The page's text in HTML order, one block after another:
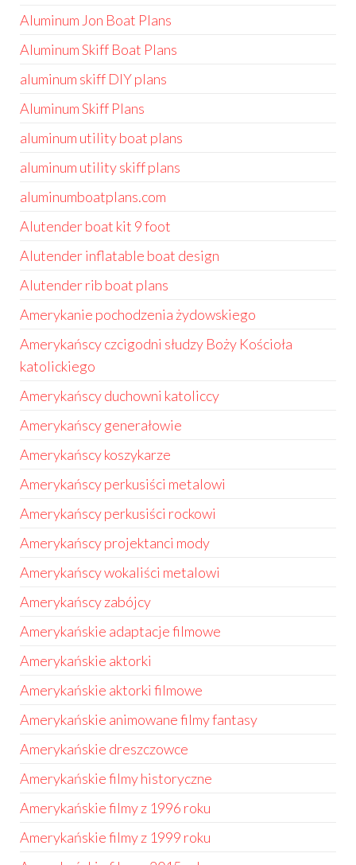
Aluminum Jon Boat Plans
Aluminum Skiff Boat Plans
aluminum skiff DIY plans
Aluminum Skiff Plans
aluminum utility boat plans
aluminum utility skiff plans
aluminumboatplans.com
Alutender boat kit 9 foot
Alutender inflatable boat design
Alutender rib boat plans
Amerykanie pochodzenia żydowskiego
Amerykańscy czcigodni słudzy Boży Kościoła
katolickiego
Amerykańscy duchowni katoliccy
Amerykańscy generałowie
Amerykańscy koszykarze
Amerykańscy perkusiści metalowi
Amerykańscy perkusiści rockowi
Amerykańscy projektanci mody
Amerykańscy wokaliści metalowi
Amerykańscy zabójcy
Amerykańskie adaptacje filmowe
Amerykańskie aktorki
Amerykańskie aktorki filmowe
Amerykańskie animowane filmy fantasy
Amerykańskie dreszczowce
Amerykańskie filmy historyczne
Amerykańskie filmy z 1996 roku
Amerykańskie filmy z 1999 roku